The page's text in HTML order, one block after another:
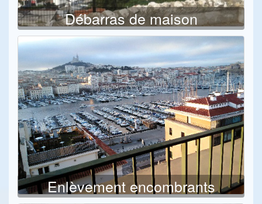
Débarras de maison
Enlèvement encombrants